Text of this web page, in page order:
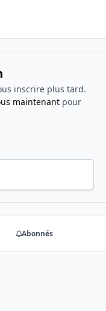
inscrire plus tard.
maintenantpour
Abonnés